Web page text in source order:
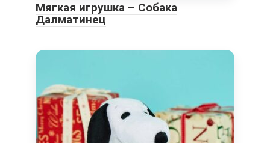
Мягкая игрушка – Собака
Далматинец